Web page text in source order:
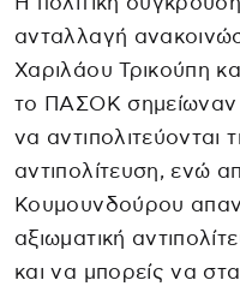
ανταλλαγή
Χαριλάου Τρικούπη
το ΠΑΣΟΚ σημείωναν
να αντιπολιτεύονται
αντιπολίτευση, ενώ
Κουμουνδούρου
αξιωματική
και να μπορείς να